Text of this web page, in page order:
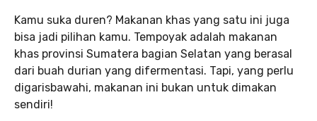
Kamu suka duren? Makanan khas yang satu ini juga
bisa jadi pilihan kamu. Tempoyak adalah makanan
khas provinsi Sumatera bagian Selatan yang berasal
dari buah durian yang difermentasi. Tapi, yang perlu
digarisbawahi, makanan ini bukan untuk dimakan
sendiri!